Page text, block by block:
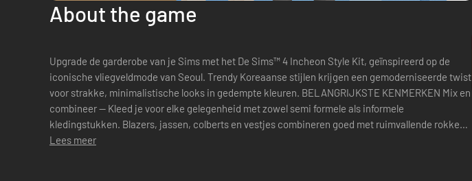
About the game
Upgrade de garderobe van je Sims met het De Sims™ 4 Incheon Style Kit, geïnspireerd op de
iconische vliegveldmode van Seoul. Trendy Koreaanse stijlen krijgen een gemoderniseerde twist
voor strakke, minimalistische looks in gedempte kleuren. BELANGRIJKSTE KENMERKEN Mix en
combineer — Kleed je voor elke gelegenheid met zowel semi formele als informele
kledingstukken. Blazers, jassen, colberts en vestjes combineren goed met ruimvallende rokken,
joggingbroeken, pantalons en broeken, aangevuld...
Lees meer